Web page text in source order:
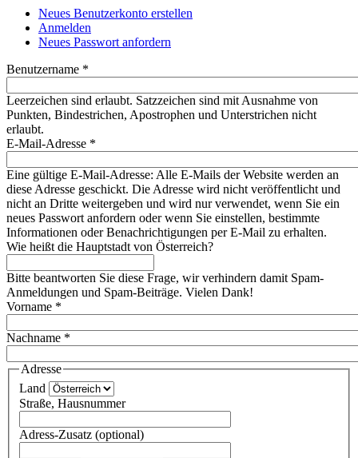
Haupt-Reiter
Neues Benutzerkonto erstellen
Anmelden
Neues Passwort anfordern
Benutzername *
Leerzeichen sind erlaubt. Satzzeichen sind mit Ausnahme von
Punkten, Bindestrichen, Apostrophen und Unterstrichen nicht
erlaubt.
E-Mail-Adresse *
Eine gültige E-Mail-Adresse: Alle E-Mails der Website werden an
diese Adresse geschickt. Die Adresse wird nicht veröffentlicht und
nicht an Dritte weitergeben und wird nur verwendet, wenn Sie ein
neues Passwort anfordern oder wenn Sie einstellen, bestimmte
Informationen oder Benachrichtigungen per E-Mail zu erhalten.
Wie heißt die Hauptstadt von Österreich?
Bitte beantworten Sie diese Frage, wir verhindern damit Spam-
Anmeldungen und Spam-Beiträge. Vielen Dank!
Vorname *
Nachname *
Adresse
Land
Straße, Hausnummer
Adress-Zusatz (optional)